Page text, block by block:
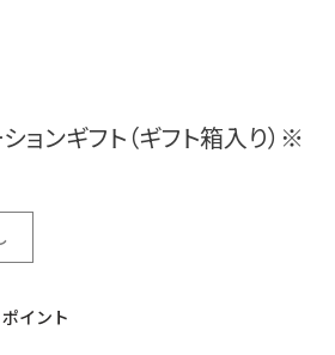
ョンギフト（ギフト箱入り）※
ポイント